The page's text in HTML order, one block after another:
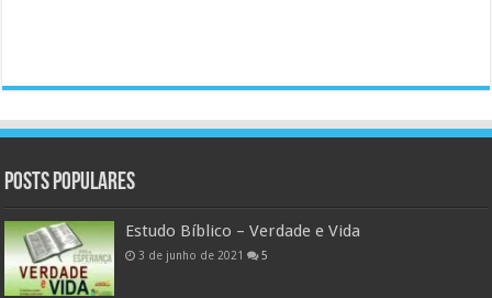
Posts populares
Estudo Bíblico – Verdade e Vida
3 de junho de 2021 5